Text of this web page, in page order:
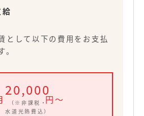
として以下の費用をお支払
20,000
（※非課税・
水道光熱費込）
円〜